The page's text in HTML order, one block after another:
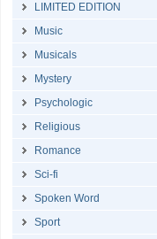
LIMITED EDITION
Music
Musicals
Mystery
Psychologic
Religious
Romance
Sci-fi
Spoken Word
Sport